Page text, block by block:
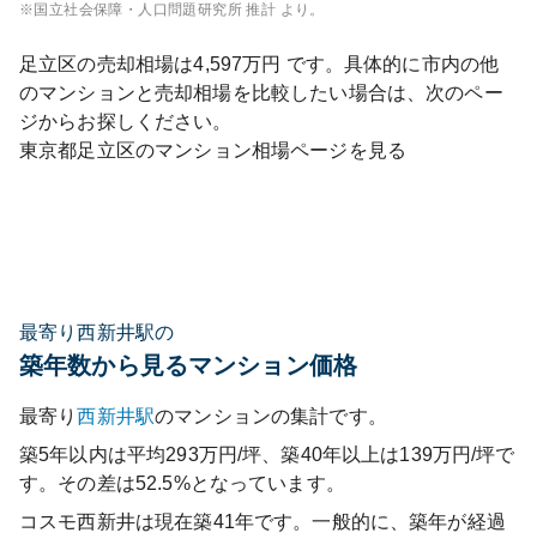
※国立社会保障・人口問題研究所 推計 より。
足立区の売却相場は4,597万円 です。具体的に市内の他
のマンションと売却相場を比較したい場合は、次のペー
ジからお探しください。
東京都足立区のマンション相場ページを見る
最寄り西新井駅の
築年数から見るマンション価格
最寄り西新井駅のマンションの集計です。
築5年以内は平均293万円/坪、築40年以上は139万円/坪で
す。その差は52.5%となっています。
コスモ西新井は現在築41年です。一般的に、築年が経過